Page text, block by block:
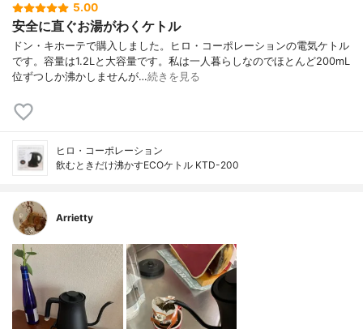
5.00
安全に直ぐお湯がわくケトル
ドン・キホーテで購入しました。ヒロ・コーポレーションの電気ケトル
です。容量は1.2Lと大容量です。私は一人暮らしなのでほとんど200mL
位ずつしか沸かしませんが…続きを見る
ヒロ・コーポレーション
飲むときだけ沸かすECOケトル KTD-200
Arrietty